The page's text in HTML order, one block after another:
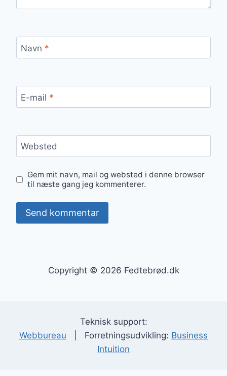
Navn *
E-mail *
Websted
Gem mit navn, mail og websted i denne browser
til næste gang jeg kommenterer.
Copyright © 2026 Fedtebrød.dk
Teknisk support:
Webbureau | Forretningsudvikling: Business
Intuition